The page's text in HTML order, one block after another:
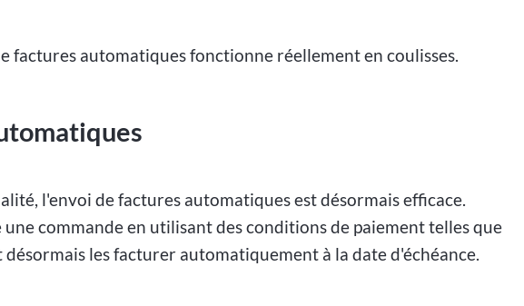
factures automatiques fonctionne réellement en coulisses.
l'envoi de factures automatiques est désormais efficace.
commande en utilisant des conditions de paiement telles que
désormais les facturer automatiquement à la date d'échéance.